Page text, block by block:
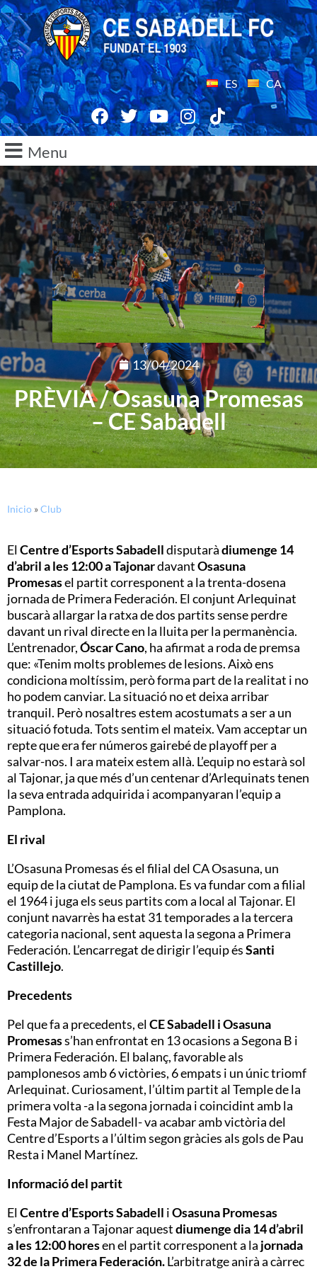
ES CA
Menu
13/04/2024
PRÈVIA / Osasuna Promesas
– CE Sabadell
Inicio »Club
ElCentre d’Esports Sabadelldisputaràdiumenge 14
d’abril a les 12:00a TajonardavantOsasuna
Promesasel partit corresponent a la trenta-dosena
jornada de Primera Federación. El conjunt Arlequinat
buscarà allargar la ratxa de dos partits sense perdre
davant un rival directe en la lluita per la permanència.
L’entrenador,Óscar Cano, ha afirmat a roda de premsa
que: «Tenim molts problemes de lesions. Això ens
condiciona moltíssim, però forma part de la realitat i no
ho podem canviar. La situació no et deixa arribar
tranquil. Però nosaltres estem acostumats a ser a un
situació fotuda. Tots sentim el mateix. Vam acceptar un
repte que era fer números gairebé de playoff per a
salvar-nos. I ara mateix estem allà. L’equip no estarà sol
al Tajonar, ja que més d’un centenar d’Arlequinats tenen
la seva entrada adquirida i acompanyaran l’equip a
Pamplona.
El rival
L’Osasuna Promesas és el filial del CA Osasuna, un
equip de la ciutat de Pamplona. Es va fundar com a filial
el 1964 i juga els seus partits com a local al Tajonar. El
conjunt navarrès ha estat 31 temporades a la tercera
categoria nacional, sent aquesta la segona a Primera
Federación. L’encarregat de dirigir l’equip ésSanti
Castillejo.
Precedents
Pel que fa a precedents, elCE Sabadell i Osasuna
Promesass’han enfrontat en 13 ocasions a Segona B i
Primera Federación. El balanç, favorable als
pamplonesos amb 6 victòries, 6 empats i un únic triomf
Arlequinat. Curiosament, l’últim partit al Temple de la
primera volta -a la segona jornada i coincidint amb la
Festa Major de Sabadell- va acabar amb victòria del
Centre d’Esports a l’últim segon gràcies als gols de Pau
Resta i Manel Martínez.
Informació del partit
ElCentre d’Esports Sabadell iOsasuna Promesas
s’enfrontaran a Tajonar aquestdiumenge dia14 d’abril
a les12:00horesen el partit corresponent a la jornada
32 de la Primera Federación.L’arbitratge anirà a càrrec